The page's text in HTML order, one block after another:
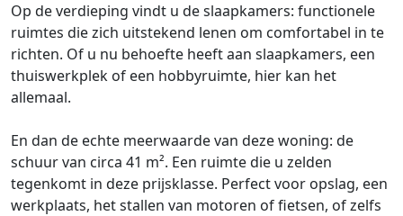
Op de verdieping vindt u de slaapkamers: functionele
ruimtes die zich uitstekend lenen om comfortabel in te
richten. Of u nu behoefte heeft aan slaapkamers, een
thuiswerkplek of een hobbyruimte, hier kan het
allemaal.
En dan de echte meerwaarde van deze woning: de
schuur van circa 41 m². Een ruimte die u zelden
tegenkomt in deze prijsklasse. Perfect voor opslag, een
werkplaats, het stallen van motoren of fietsen, of zelfs